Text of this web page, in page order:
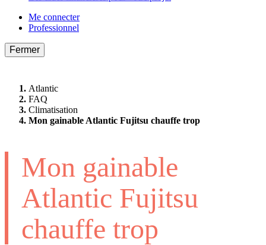
Me connecter
Professionnel
Fermer
Atlantic
FAQ
Climatisation
Mon gainable Atlantic Fujitsu chauffe trop
Mon gainable
Atlantic Fujitsu
chauffe trop